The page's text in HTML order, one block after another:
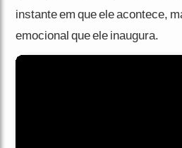
instante em que ele acontece,
emocional que ele inaugura.